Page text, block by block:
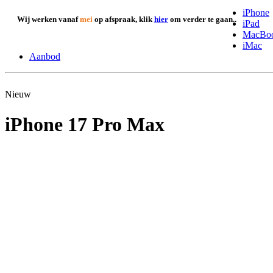
Wij werken vanafmei op afspraak, klikhier om verder te gaan..
iPhone
iPad
iMac
Aanbod
Nieuw
iPhone 17 Pro Max